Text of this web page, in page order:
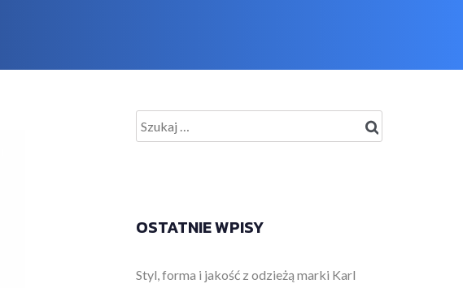
Szukaj:
OSTATNIE WPISY
Styl, forma i jakość z odzieżą marki Karl